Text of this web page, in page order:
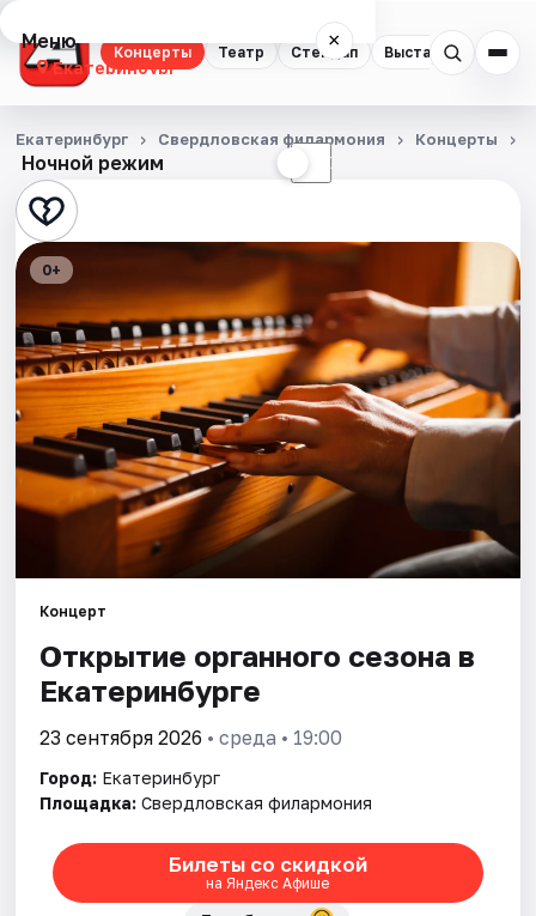
Концерты Театр Стендап Выставки
Меню ×
Екатеринбург
Концерты
Театр
Стендап
Выставки
Квесты
Экскурсии
Спорт
События
Площадки
Артисты
Ночной режим ☾
Екатеринбург Свердловская филармония Концерты
0+
Концерт
Открытие органного сезона в
Екатеринбурге
23 сентября 2026 • среда • 19:00
Город: Екатеринбург
Площадка: Свердловская филармония
Билеты со скидкой
на Яндекс Афише